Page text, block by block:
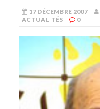
17 DÉCEMBRE 2007
ACTUALITÉS
0